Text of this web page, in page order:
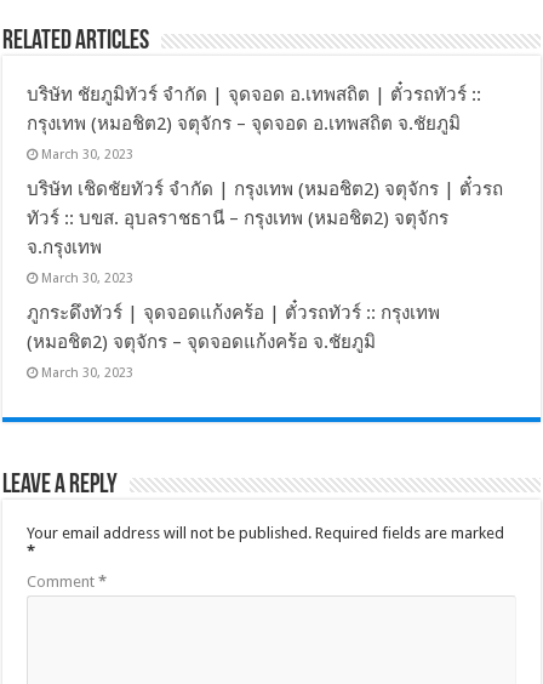
Related Articles
บริษัท ชัยภูมิทัวร์ จำกัด | จุดจอด อ.เทพสถิต | ตั๋วรถทัวร์ ::
กรุงเทพ (หมอชิต2) จตุจักร – จุดจอด อ.เทพสถิต จ.ชัยภูมิ
March 30, 2023
บริษัท เชิดชัยทัวร์ จำกัด | กรุงเทพ (หมอชิต2) จตุจักร | ตั๋วรถ
ทัวร์ :: บขส. อุบลราชธานี – กรุงเทพ (หมอชิต2) จตุจักร
จ.กรุงเทพ
March 30, 2023
ภูกระดึงทัวร์ | จุดจอดแก้งคร้อ | ตั๋วรถทัวร์ :: กรุงเทพ
(หมอชิต2) จตุจักร – จุดจอดแก้งคร้อ จ.ชัยภูมิ
March 30, 2023
Leave a Reply
Your email address will not be published. Required fields are marked
*
Comment*